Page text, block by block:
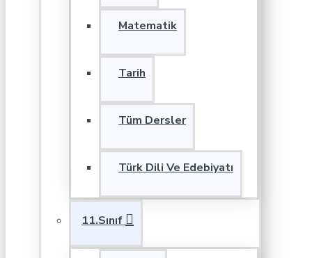
Matematik
Tarih
Tüm Dersler
Türk Dili Ve Edebiyatı
11.Sınıf